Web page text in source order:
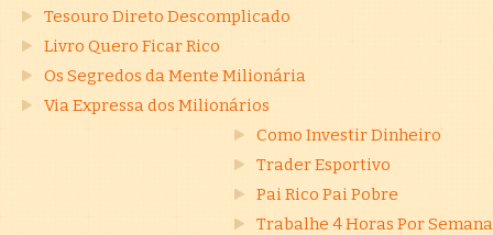
Tesouro Direto Descomplicado
Livro Quero Ficar Rico
Os Segredos da Mente Milionária
Via Expressa dos Milionários
Como Investir Dinheiro
Trader Esportivo
Pai Rico Pai Pobre
Trabalhe 4 Horas Por Semana